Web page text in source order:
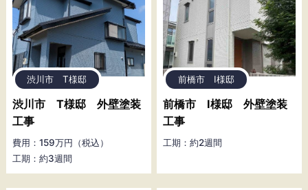
渋川市 T様邸
渋川市 T様邸 外壁塗装
工事
費用：159万円（税込）
工期：約3週間
前橋市 I様邸
前橋市 I様邸 外壁塗装
工事
工期：約2週間